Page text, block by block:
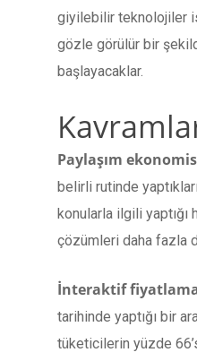
giyilebilir teknolojiler
gözle görülür bir
başlayacaklar.
Paylaşım
belirli rutinde
konularla ilgili yaptığı
çözümleri daha fazla
İnteraktif
tarihinde yaptığı bir
tüketicilerin yüzde